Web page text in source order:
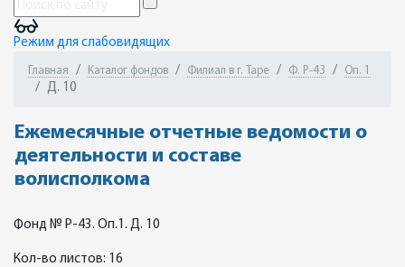
Режим для слабовидящих
Главная Каталог фондов Филиал в г. Таре Ф. Р-43 Оп. 1
Д. 10
Ежемесячные отчетные ведомости о
деятельности и составе
волисполкома
Фонд № Р-43. Оп.1. Д. 10
Кол-во листов: 16